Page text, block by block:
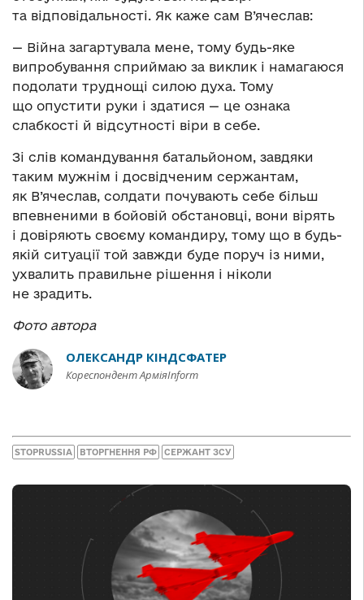
та відповідальності. Як каже сам В’ячеслав:
— Війна загартувала мене, тому будь-яке
випробування сприймаю за виклик і намагаюся
подолати труднощі силою духа. Тому
що опустити руки і здатися — це ознака
слабкості й відсутності віри в себе.
Зі слів командування батальйоном, завдяки
таким мужнім і досвідченим сержантам,
як В’ячеслав, солдати почувають себе більш
впевненими в бойовій обстановці, вони вірять
і довіряють своєму командиру, тому що в будь-
якій ситуації той завжди буде поруч із ними,
ухвалить правильне рішення і ніколи
не зрадить.
Фото автора
ОЛЕКСАНДР КІНДСФАТЕР
Кореспондент АрміяInform
STOPRUSSIA ВТОРГНЕННЯ РФ СЕРЖАНТ ЗСУ